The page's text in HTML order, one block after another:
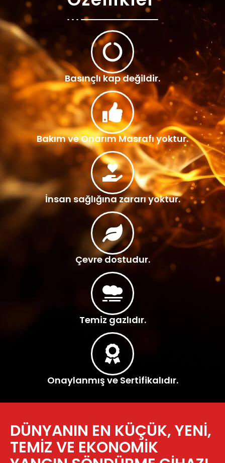
Basınçlı kap değildir.
Bakım ve Onarım Masrafı yoktur.
İnsan sağlığına zararı yoktur.
Çevre dostudur.
Temiz gazlıdır.
Onaylanmış ve Sertifikalıdır.
DÜNYANIN EN KÜÇÜK, YENİ,
TEMİZ VE EKONOMİK